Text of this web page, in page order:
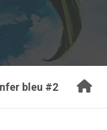
bleu #2